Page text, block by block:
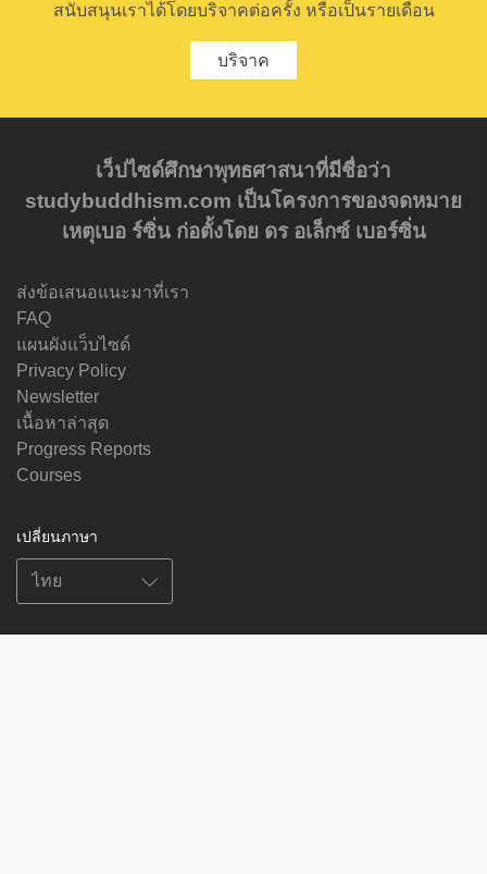
สนับสนุนเราได้โดยบริจาคต่อครั้ง หรือเป็นรายเดือน
บริจาค
เว็ปไซด์ศึกษาพุทธศาสนาที่มีชื่อว่า
studybuddhism.com เป็นโครงการของจดหมาย
เหตุเบอ ร์ซิ่น ก่อตั้งโดย ดร อเล็กซ์ เบอร์ซิ่น
ส่งข้อเสนอแนะมาที่เรา
FAQ
แผนผังแว็บไซด์
Privacy Policy
Newsletter
เนื้อหาล่าสุด
Progress Reports
Courses
เปลี่ยนภาษา